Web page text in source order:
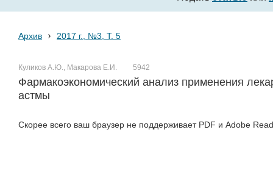
Архив › 2017 г., №3, Т. 5
Куликов А.Ю., Макарова Е.И. 5942
Фармакоэкономический анализ применения
астмы
Скорее всего ваш браузер не поддерживает PDF и Adobe